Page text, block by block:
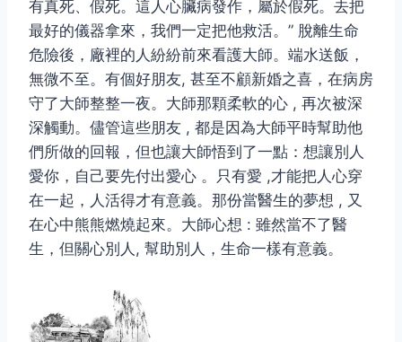
有真死、假死。這人心臟病發作，屬於假死。去把
最好的儀器拿來，我們一定把他救活。” 脫離生命
危險後，廠裡的人紛紛前來看護大師。端水送飯，
無微不至。有個好朋友, 甚至不顧新婚之喜，在病房
守了大師整整一夜。大師那顆柔軟的心 , 再次被深
深觸動。儘管這些朋友 , 都是因為大師平時幫助他
們所做的回報，但也讓大師悟到了一點：想讓別人
愛你，自己要先付出愛心 。只有愛 ,才能把人心穿
在一起，人活得才有意義。那份當醫生的夢想 , 又
在心中熊熊燃燒起來。大師心想 : 雖然當不了醫
生，但關心別人, 幫助別人，生命一樣有意義。